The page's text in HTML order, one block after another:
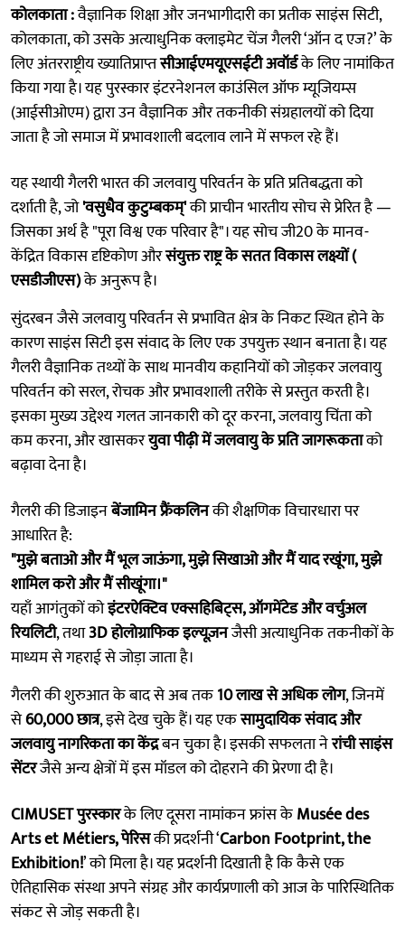
कोलकाता :वैज्ञानिक शिक्षा और जनभागीदारी का प्रतीक साइंस सिटी,
कोलकाता, को उसके अत्याधुनिक क्लाइमेट चेंज गैलरी ‘ऑन द एज?’ के
लिए अंतरराष्ट्रीय ख्यातिप्राप्तसीआईएमयूएसईटी अवॉर्डके लिए नामांकित
किया गया है। यह पुरस्कार इंटरनेशनल काउंसिल ऑफ म्यूजियम्स
(आईसीओएम) द्वारा उन वैज्ञानिक और तकनीकी संग्रहालयों को दिया
जाता है जो समाज में प्रभावशाली बदलाव लाने में सफल रहे हैं।
यह स्थायी गैलरी भारत की जलवायु परिवर्तन के प्रति प्रतिबद्धता को
दर्शाती है, जो'वसुधैव कुटुम्बकम्'की प्राचीन भारतीय सोच से प्रेरित है —
जिसका अर्थ है "पूरा विश्व एक परिवार है"। यह सोच जी20 के मानव-
केंद्रित विकास दृष्टिकोण औरसंयुक्त राष्ट्र के सतत विकास लक्ष्यों (
एसडीजीएस)के अनुरूप है।
सुंदरबन जैसे जलवायु परिवर्तन से प्रभावित क्षेत्र के निकट स्थित होने के
कारण साइंस सिटी इस संवाद के लिए एक उपयुक्त स्थान बनाता है। यह
गैलरी वैज्ञानिक तथ्यों के साथ मानवीय कहानियों को जोड़कर जलवायु
परिवर्तन को सरल, रोचक और प्रभावशाली तरीके से प्रस्तुत करती है।
इसका मुख्य उद्देश्य गलत जानकारी को दूर करना, जलवायु चिंता को
कम करना, और खासकरयुवा पीढ़ी में जलवायु के प्रति जागरूकताको
बढ़ावा देना है।
गैलरी की डिजाइनबेंजामिन फ्रैंकलिनकी शैक्षणिक विचारधारा पर
आधारित है:
"मुझे बताओ और मैं भूल जाऊंगा, मुझे सिखाओ और मैं याद रखूंगा, मुझे
शामिल करो और मैं सीखूंगा।"
यहाँ आगंतुकों कोइंटरऐक्टिव एक्सहिबिट्स, ऑगमेंटेड और वर्चुअल
रियलिटी, तथा3D होलोग्राफिक इल्यूज़नजैसी अत्याधुनिक तकनीकों के
माध्यम से गहराई से जोड़ा जाता है।
गैलरी की शुरुआत के बाद से अब तक10 लाख से अधिक लोग, जिनमें
से60,000 छात्र, इसे देख चुके हैं। यह एकसामुदायिक संवाद और
जलवायु नागरिकता का केंद्रबन चुका है। इसकी सफलता नेरांची साइंस
सेंटरजैसे अन्य क्षेत्रों में इस मॉडल को दोहराने की प्रेरणा दी है।
CIMUSET पुरस्कारके लिए दूसरा नामांकन फ्रांस केMusée des
Arts et Métiers, पेरिसकी प्रदर्शनी ‘Carbon Footprint, the
Exhibition!’ को मिला है। यह प्रदर्शनी दिखाती है कि कैसे एक
ऐतिहासिक संस्था अपने संग्रह और कार्यप्रणाली को आज के पारिस्थितिक
संकट से जोड़ सकती है।